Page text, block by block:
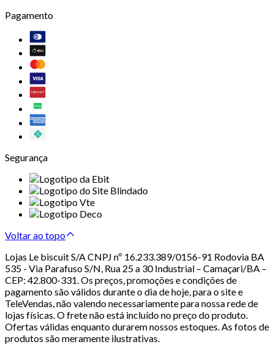
Pagamento
Segurança
Voltar ao topo
Lojas Le biscuit S/A CNPJ nº 16.233.389/0156-91 Rodovia BA
535 - Via Parafuso S/N, Rua 25 a 30 Industrial – Camaçari/BA –
CEP: 42.800-331. Os preços, promoções e condições de
pagamento são válidos durante o dia de hoje, para o site e
TeleVendas, não valendo necessariamente para nossa rede de
lojas físicas. O frete não está incluído no preço do produto.
Ofertas válidas enquanto durarem nossos estoques. As fotos de
produtos são meramente ilustrativas.